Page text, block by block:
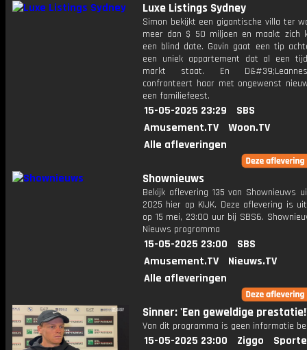
Luxe Listings Sydney
Simon bekijkt een gigantische villa ter
meer dan $ 50 miljoen en maakt zich
een blind date. Gavin gaat een tip
een uniek appartement dat al een
markt staat. En
confronteert haar met ongewenst
een familiefeest.
15-05-2025 23:29
SBS
Amusement.TV
Woon.TV
Alle afleveringen
Shownieuws
Bekijk aflevering 135 van Shownieuws
2025 hier op KIJK. Deze aflevering is
op 15 mei, 23:00 uur bij SBS6.
Nieuws programma
15-05-2025 23:00
SBS
Amusement.TV
Nieuws.TV
Alle afleveringen
Sinner: 'Een geweldige
Van dit programma is geen informatie
15-05-2025 23:00 Ziggo